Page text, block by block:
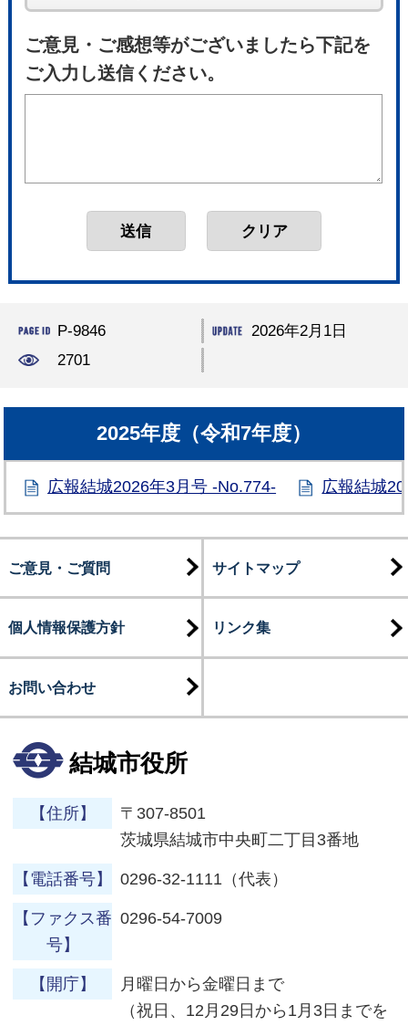
ご意見・ご感想等がございましたら下記を
ご入力し送信ください。
P-9846
2026年2月1日
2701
2025年度（令和7年度）
広報結城2026年3月号 -No.774- 広報結城
ご意見・ご質問 サイトマップ
個人情報保護方針 リンク集
お問い合わせ
結城市役所
【住所】
〒307-8501
茨城県結城市中央町二丁目3番地
【電話番号】 0296-32-1111（代表）
【ファクス番
号】
0296-54-7009
【開庁】
月曜日から金曜日まで
（祝日、12月29日から1月3日までを